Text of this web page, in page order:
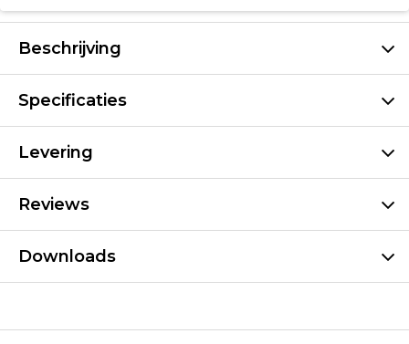
Beschrijving
Specificaties
Levering
Reviews
Downloads